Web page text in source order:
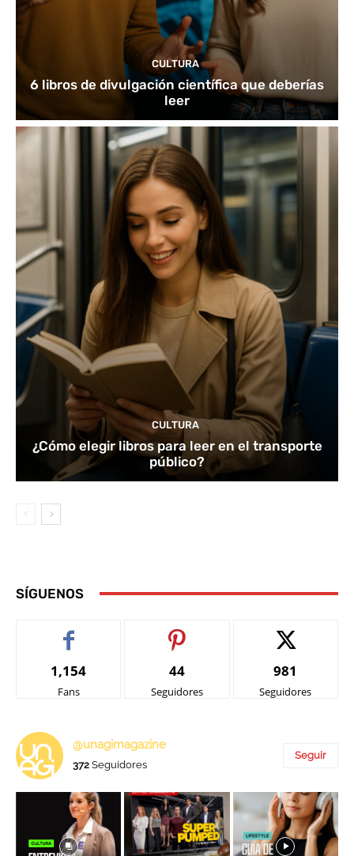
CULTURA
6 libros de divulgación científica que deberías
leer
CULTURA
¿Cómo elegir libros para leer en el transporte
público?
SÍGUENOS
1,154
Fans
44
Seguidores
981
Seguidores
@unagimagazine
372 Seguidores
Seguir